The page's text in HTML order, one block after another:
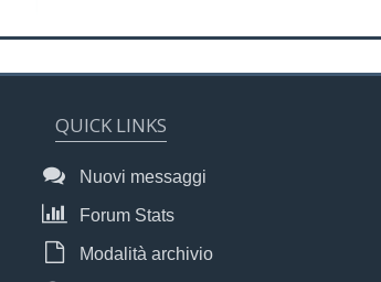
QUICK LINKS
Nuovi messaggi
Forum Stats
Modalità archivio